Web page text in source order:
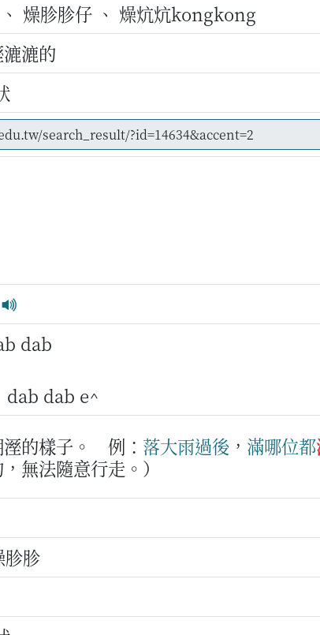
、 燥胗胗仔 、 燥炕炕kongkong
漉的
dab
dab dab e^
的樣子。 例： 落大雨過後 ， 滿哪位都
無法隨意行走。）
胗胗